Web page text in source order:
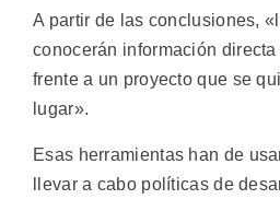
A partir de las conclusiones,
conocerán información
frente a un proyecto que se
lugar».
Esas herramientas han de
llevar a cabo políticas de